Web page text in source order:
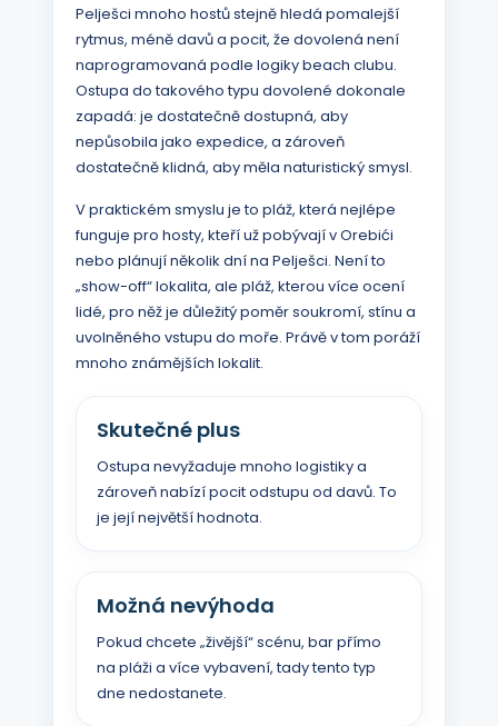
Pelješci mnoho hostů stejně hledá pomalejší
rytmus, méně davů a pocit, že dovolená není
naprogramovaná podle logiky beach clubu.
Ostupa do takového typu dovolené dokonale
zapadá: je dostatečně dostupná, aby
nepůsobila jako expedice, a zároveň
dostatečně klidná, aby měla naturistický smysl.
V praktickém smyslu je to pláž, která nejlépe
funguje pro hosty, kteří už pobývají v Orebići
nebo plánují několik dní na Pelješci. Není to
„show-off“ lokalita, ale pláž, kterou více ocení
lidé, pro něž je důležitý poměr soukromí, stínu a
uvolněného vstupu do moře. Právě v tom poráží
mnoho známějších lokalit.
Skutečné plus
Ostupa nevyžaduje mnoho logistiky a
zároveň nabízí pocit odstupu od davů. To
je její největší hodnota.
Možná nevýhoda
Pokud chcete „živější“ scénu, bar přímo
na pláži a více vybavení, tady tento typ
dne nedostanete.